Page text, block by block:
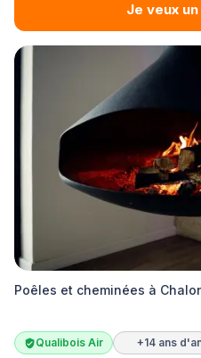
Je veux
Poêles et cheminées à
Qualibois Air +14 ans